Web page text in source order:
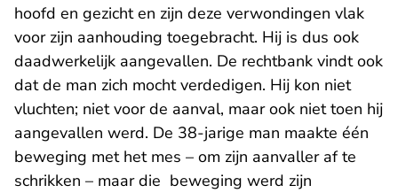
hoofd en gezicht en zijn deze verwondingen vlak
voor zijn aanhouding toegebracht. Hij is dus ook
daadwerkelijk aangevallen. De rechtbank vindt ook
dat de man zich mocht verdedigen. Hij kon niet
vluchten; niet voor de aanval, maar ook niet toen hij
aangevallen werd. De 38-jarige man maakte één
beweging met het mes – om zijn aanvaller af te
schrikken – maar die beweging werd zijn